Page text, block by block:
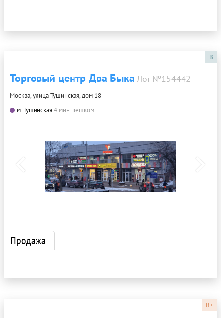
B
Торговый центр Два Быка Лот №154442
Москва, улица Тушинская, дом 18
м. Тушинская4 мин. пешком
Продажа
B+